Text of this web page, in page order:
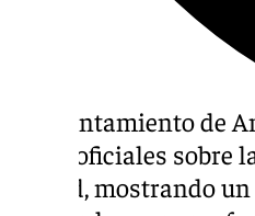
El Ayuntamiento de
datos oficiales
ciudad, mostrando